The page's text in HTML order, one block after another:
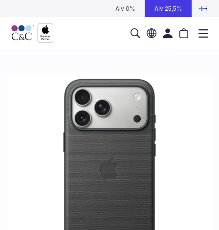
Alv 0% Alv 25,5%